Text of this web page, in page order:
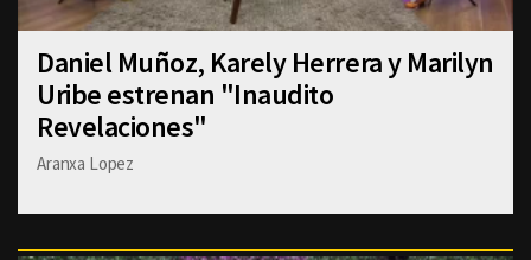
Daniel Muñoz, Karely Herrera y Marilyn
Uribe estrenan "Inaudito
Revelaciones"
Aranxa Lopez